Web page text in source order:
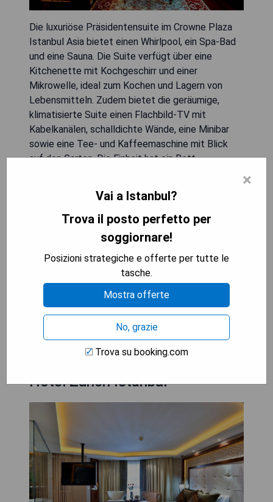
Die luxuriöse Präsidentensuite im Crowne Plaza
Istanbul Asia bietet einen Whirlpool, ein Spa-Bad
und eine Sauna. Die Suite verfügt über eine
Kitchenette mit Kochgeschirr und einer
Mikrowelle, ideal zum Kochen und Lagern von
Lebensmitteln. Zudem bietet die geräumige,
klimatisierte Suite einen Flachbild-TV mit
Kabelkanälen, schalldichte Wände, eine Minibar
sowie eine Tee- und Kaffeemaschine mit Blick
auf den Garten. Die Einheit hat ein Bett.
- Innenpool und Hot Tub zur Entspannung
- Kostenloses WLAN in der gesamten Unterkunft
- Nahe gelegene Einkaufsmöglichkeiten im Via
Port Outlet Shopping Centre
- Elegantes Restaurant mit internationalen
MOSTRA I PREZZI
Hotel Zurich Istanbul
×
Vai a Istanbul?
Trova il posto perfetto per
soggiornare!
Posizioni strategiche e offerte per tutte le
tasche.
Mostra offerte
No, grazie
Trova su booking.com